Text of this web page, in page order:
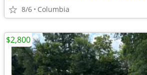
8/6 Columbia
$2,800